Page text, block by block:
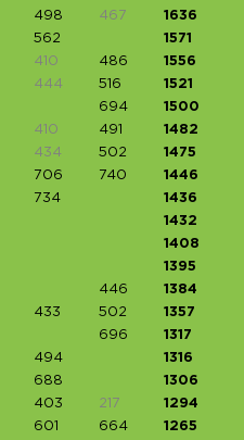
498 467
1636
562
1571
410 486
1556
444 516
1521
694
1500
410 491
1482
434 502
1475
706 740
1446
734
1436
1432
1408
1395
446
1384
433 502
1357
696
1317
494
1316
688
1306
403 217
1294
601 664
1265